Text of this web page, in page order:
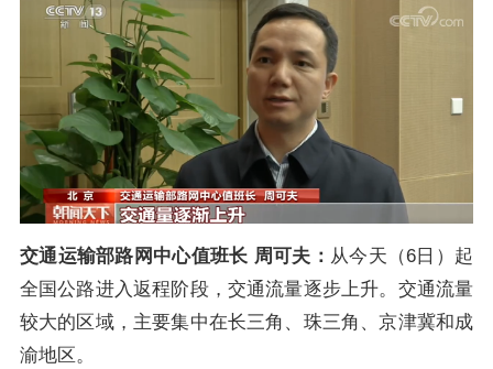
交通运输部路网中心值班长 周可夫： 从今天（6日）起
全国公路进入返程阶段，交通流量逐步上升。交通流量
较大的区域，主要集中在长三角、珠三角、京津冀和成
渝地区。